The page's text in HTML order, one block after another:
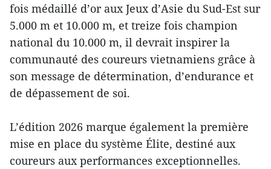
fois médaillé d’or aux Jeux d’Asie du Sud-Est sur
5.000 m et 10.000 m, et treize fois champion
national du 10.000 m, il devrait inspirer la
communauté des coureurs vietnamiens grâce à
son message de détermination, d’endurance et
de dépassement de soi.
L’édition 2026 marque également la première
mise en place du système Élite, destiné aux
coureurs aux performances exceptionnelles.